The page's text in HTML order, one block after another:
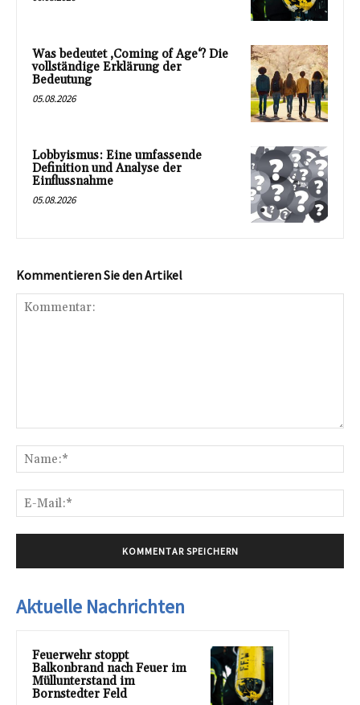
Was bedeutet ‚Coming of Age‘? Die
vollständige Erklärung der
Bedeutung
05.08.2026
Lobbyismus: Eine umfassende
Definition und Analyse der
Einflussnahme
05.08.2026
Kommentieren Sie den Artikel
Aktuelle Nachrichten
Feuerwehr stoppt
Balkonbrand nach Feuer im
Müllunterstand im
Bornstedter Feld